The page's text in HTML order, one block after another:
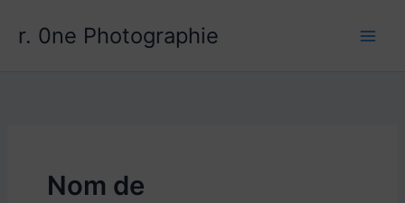
r. 0ne Photographie
Nom de